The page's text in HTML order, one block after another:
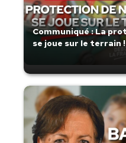
Communiqué : La
se joue sur le terrain !